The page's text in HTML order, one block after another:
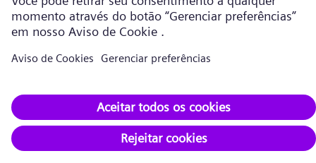
Política de privacidade
Termos de Uso
Informações corporativas
Siemens Energy, 2026